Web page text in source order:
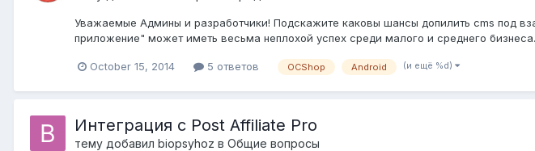
Уважаемые Админы и разработчики! Подскажите каковы шансы допилить cms под
приложение" может иметь весьма неплохой успех среди малого и среднего
October 15, 2014 5 ответов OCShop Android (и ещё %d)
Интеграция c Post Affiliate Pro
тему добавил biopsyhoz в Общие вопросы